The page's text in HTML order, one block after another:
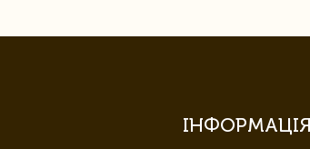
ІНФОРМАЦІЯ